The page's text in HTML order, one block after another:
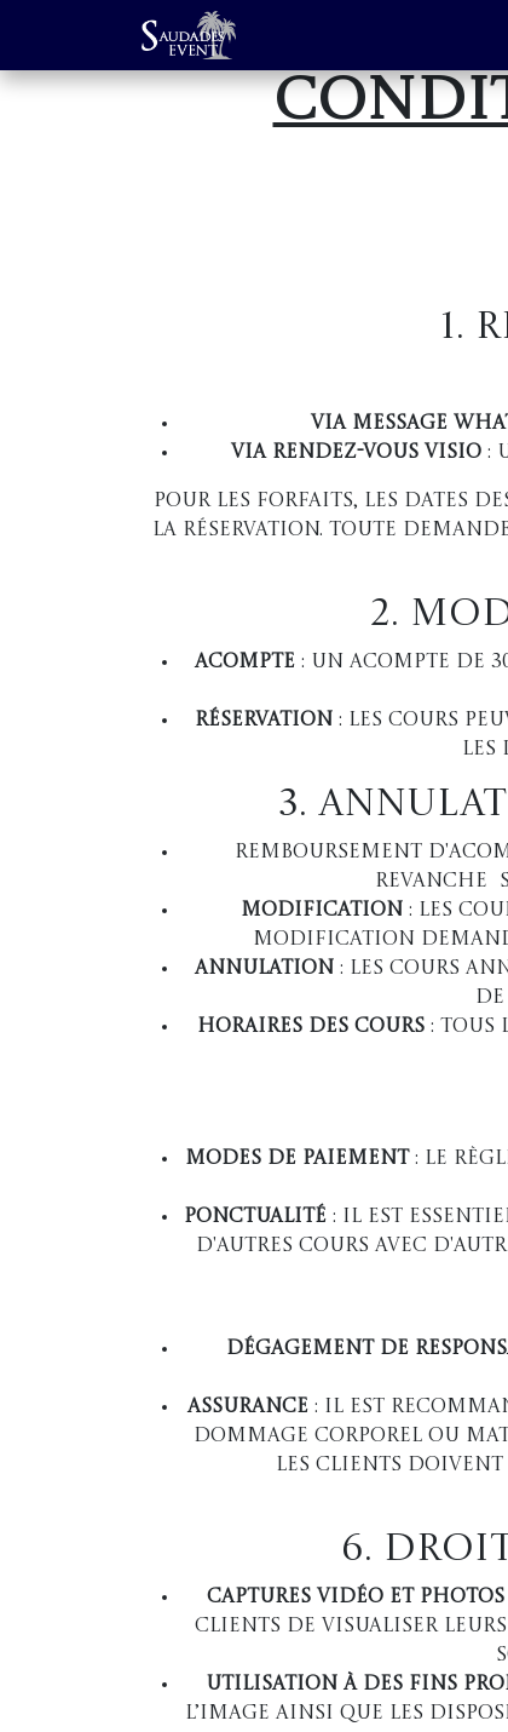
1.
Via message
Via rendez-vous Visio :
Pour les forfaits, les dates
la réservation. Toute
2.
Acompte: un acompte de
Réservation : les cours
les
3.
Remboursement
revanche
Modification : les
modification
Annulation : Les cours
Horaires des cours: Tous
Modes de paiement: Le
Ponctualité : Il est
d'autres cours avec
Dégagement de
Assurance: Il est
dommage corporel ou
les clients doivent
6.
Captures vidéo et photos
clients de visualiser leurs
Utilisation à des fins
l’image ainsi que les